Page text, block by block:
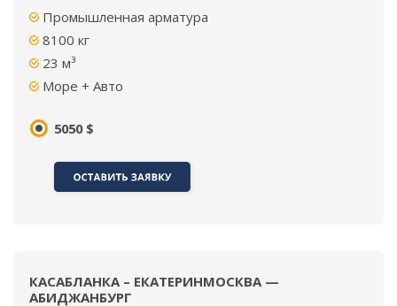
Промышленная арматура
8100 кг
23 м³
Море + Авто
5050 $
КАСАБЛАНКА – ЕКАТЕРИНМОСКВА —
АБИДЖАНБУРГ